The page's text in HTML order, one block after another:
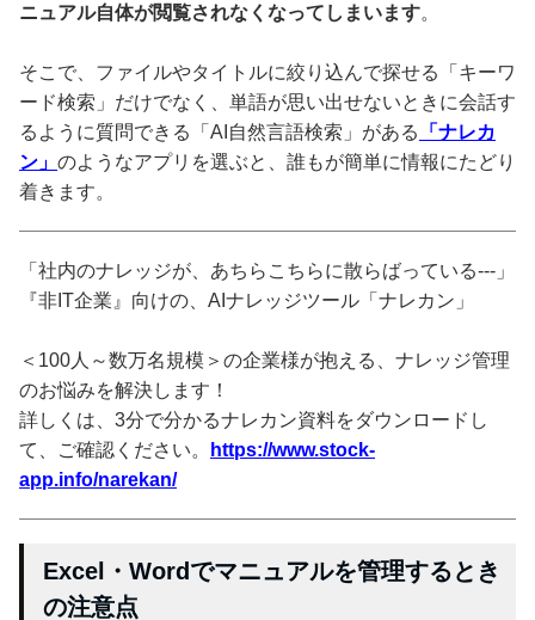
ニュアル自体が閲覧されなくなってしまいます。
そこで、ファイルやタイトルに絞り込んで探せる「キーワ
ード検索」だけでなく、単語が思い出せないときに会話す
るように質問できる「AI自然言語検索」がある
「ナレカ
ン」 のようなアプリを選ぶと、誰もが簡単に情報にたどり
着きます。
「社内のナレッジが、あちらこちらに散らばっている---」
『非IT企業』向けの、AIナレッジツール「ナレカン」
＜100人～数万名規模＞の企業様が抱える、ナレッジ管理
のお悩みを解決します！
詳しくは、3分で分かるナレカン資料をダウンロードし
て、ご確認ください。
https://www.stock-
app.info/narekan/
Excel・Wordでマニュアルを管理するとき
の注意点